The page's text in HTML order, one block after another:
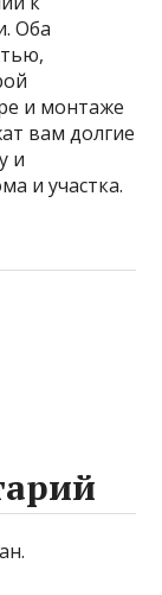
Оба
и монтаже
вам долгие
и
и участка.